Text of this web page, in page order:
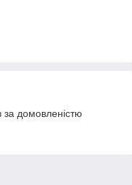
домовленістю